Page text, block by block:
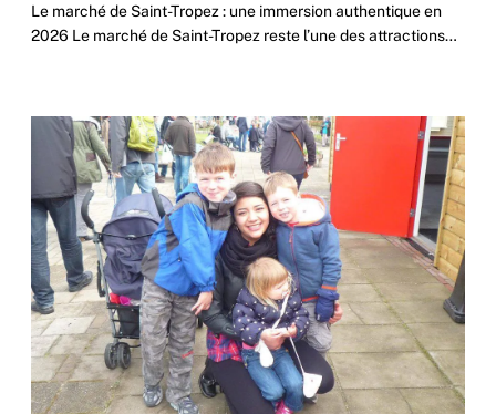
Le marché de Saint-Tropez : une immersion authentique en
2026 Le marché de Saint-Tropez reste l’une des attractions